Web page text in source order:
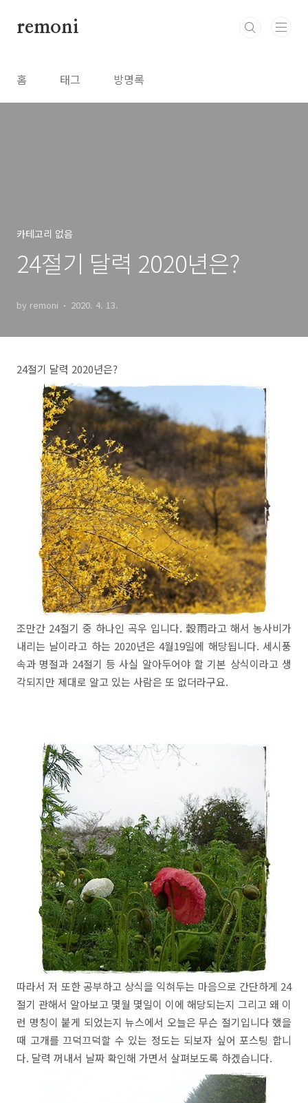
remoni
홈 태그 방명록
카테고리 없음
24절기 달력 2020년은?
by remoni 2020. 4. 13.
24절기 달력 2020년은?
조만간 24절기 중 하나인 곡우 입니다. 穀雨라고 해서 농사비가
내리는 날이라고 하는 2020년은 4월19일에 해당됩니다. 세시풍
속과 명절과 24절기 등 사실 알아두어야 할 기본 상식이라고 생
각되지만 제대로 알고 있는 사람은 또 없더라구요.
따라서 저 또한 공부하고 상식을 익혀두는 마음으로 간단하게 24
절기 관해서 알아보고 몇월 몇일이 이에 해당되는지 그리고 왜 이
런 명칭이 붙게 되었는지 뉴스에서 오늘은 무슨 절기입니다 했을
때 고개를 끄덕끄덕할 수 있는 정도는 되보자 싶어 포스팅 합니
다. 달력 꺼내서 날짜 확인해 가면서 살펴보도록 하겠습니다.